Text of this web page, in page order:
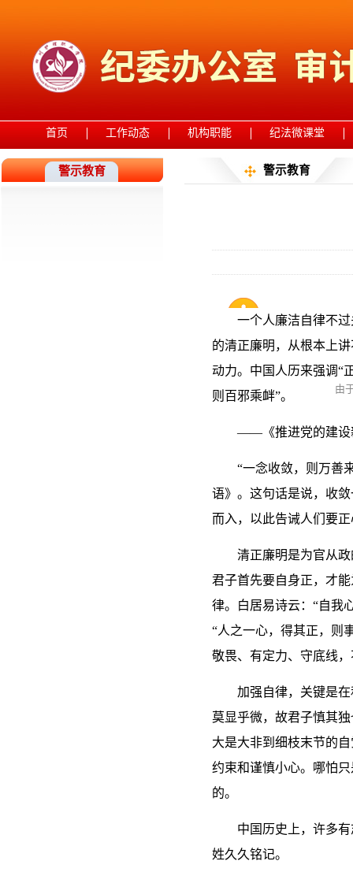
首页 工作动态 机构职能 纪法微课堂
警示教育 警示教育
由
一个人廉洁自律不
的清正廉明，从根本上
动力。中国人历来强调“
则百邪乘衅”。
——《推进党的建设
“一念收敛，则万善
语》。这句话是说，收
而入，以此告诫人们要
清正廉明是为官从
君子首先要自身正，才
律。白居易诗云：“自我
“人之一心，得其正，则
敬畏、有定力、守底线
加强自律，关键是
莫显乎微，故君子慎其
大是大非到细枝末节的
约束和谨慎小心。哪怕
的。
中国历史上，许多
姓久久铭记。